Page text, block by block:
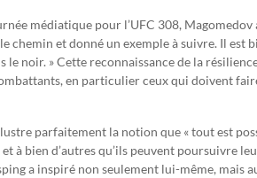
médiatique pour l’UFC 308,
chemin et donné un exemple à suivre. Il est
le noir. » Cette reconnaissance de la
en particulier ceux qui doivent
parfaitement la notion que « tout est
à bien d’autres qu’ils peuvent poursuivre
a inspiré non seulement lui-même, mais